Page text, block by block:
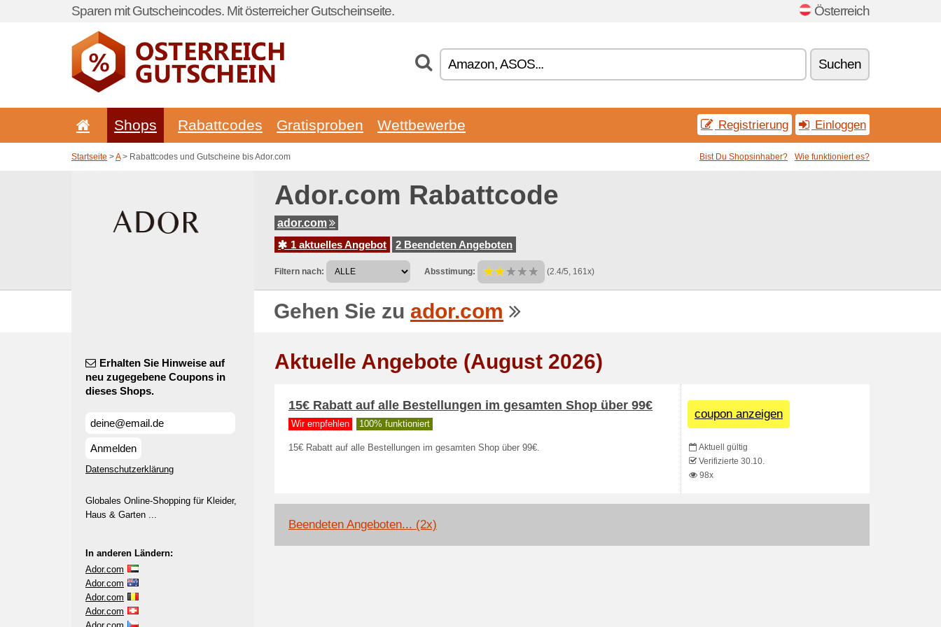
Sparen mit Gutscheincodes. Mit österreicher Gutscheinseite. Österreich
Suchen
Shops Rabattcodes Gratisproben Wettbewerbe Registrierung Einloggen
Startseite >A> Rabattcodes und Gutscheine bis Ador.com Bist Du Shopsinhaber? Wie funktioniert es?
Ador.com Rabattcode
ador.com
1 aktuelles Angebot
2 Beendeten Angeboten
Filtern nach: Absstimung: (2.4/5, 161x)
Gehen Sie zu ador.com
Erhalten Sie Hinweise auf
neu zugegebene Coupons in
dieses Shops.
Anmelden
Datenschutzerklärung
Globales Online-Shopping für Kleider,
Haus & Garten ...
In anderen Ländern:
Ador.com
Ador.com
Ador.com
Ador.com
Aktuelle Angebote (August 2026)
15€ Rabatt auf alle Bestellungen im gesamten Shop über 99€
Wir empfehlen 100% funktioniert
15€ Rabatt auf alle Bestellungen im gesamten Shop über 99€.
coupon anzeigen
Aktuell gültig
Verifizierte 30.10.
98x
Beendeten Angeboten... (2x)